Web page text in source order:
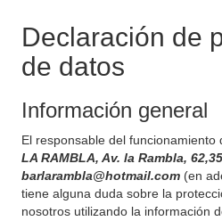
Declaración de
de datos
Información general
El responsable del funcionamiento
LA RAMBLA, Av. la Rambla,
barlarambla@hotmail.com (en
tiene alguna duda sobre la
nosotros utilizando la información